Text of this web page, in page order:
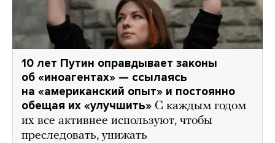
10 лет Путин оправдывает законы
об «иноагентах» — ссылаясь
на «американский опыт» и постоянно
обещая их «улучшить» С каждым годом
их все активнее используют, чтобы
преследовать, унижать